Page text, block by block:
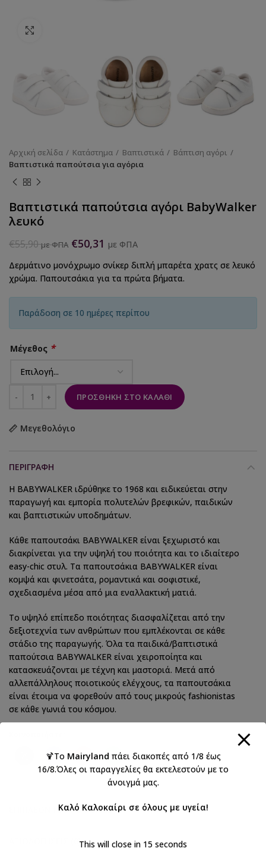
Αρχική σελίδα Κατάστημα Βαπτιστικά
Βάπτιση αγόρι
Βαπτιστικά παπούτσια για αγόρια
Βαπτιστικά παπούτσια αγόρι BabyWalker
λευκό
€55,90 με ΦΠΑ €50,31 με ΦΠΑ
Δερμάτινο μονόχρωμο σνίκερ διπλή μπαρέτα χρατς σε λευκό
χρώμα. Παπουτσάκια για τα πρώτα βήματα.
Παράδοση σε 10 ημέρες περίπου
Μέγεθος *
ΠΡΟΣΘΉΚΗ ΣΤΟ ΚΑΛΆΘΙ
Μεγεθολόγιο
ΠΕΡΙΓΡΑΦΉ
Η BABYWALKER ιδρύθηκε το 1968 και ειδικεύεται στην
παραγωγή και εμπορία πολυτελών βρεφικών, παιδικών
και βαπτιστικών υποδημάτων.
Κάθε παπουτσάκι BABYWALKER είναι ξεχωριστό και
διακρίνεται για την υψηλή του ποιότητα και το ιδιαίτερο
easy-chic στυλ. Τα παπουτσάκια BABYWALKER είναι
κομψά και φινετσάτα, ρομαντικά και σοφιστικέ,
σχεδιασμένα μέσα από μια εναλλακτική ματιά.
Το υψηλό επίπεδο ποιότητας διασφαλίζεται από την
δεξιοτεχνία των ανθρώπων που εμπλέκονται σε κάθε
στάδιο της παραγωγής. Όλα τα παιδικά/βαπτιστικά
παπούτσια BABYWALKER είναι χειροποίητα και
κατασκευάζονται με τέχνη και μαστοριά. Μετά από
αλλεπάλληλους ποιοτικούς ελέγχους, τα παπουτσάκια
είναι έτοιμα να φορεθούν από τους μικρούς fashionistas
σε κάθε γωνιά του κόσμου.
ΕΠΙΠΛΈΟΝ ΠΛΗΡΟΦΟΡΊΕΣ
ΑΞΙΟΛΟΓΉΣΕΙΣ (0)
🍹Το Mairyland πάει διακοπές από 1/8 έως
16/8.Όλες οι παραγγελίες θα εκτελεστούν με το
άνοιγμά μας.
Καλό Καλοκαίρι σε όλους με υγεία!
This will close in 14 seconds